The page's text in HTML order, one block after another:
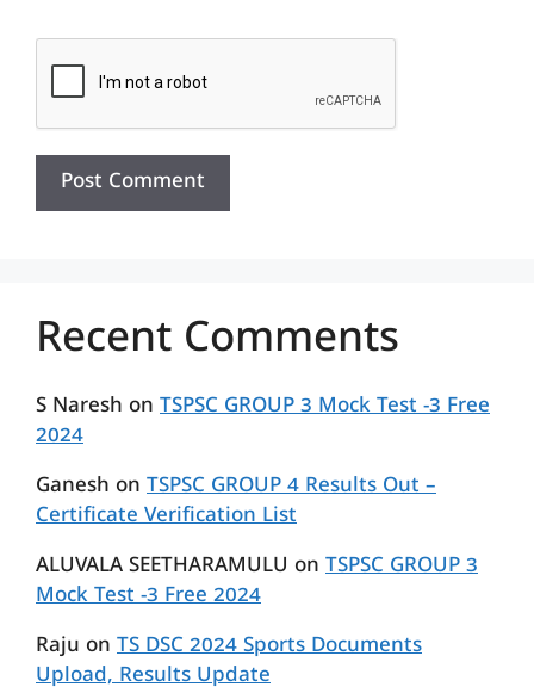
Recent Comments
S Naresh on TSPSC GROUP 3 Mock Test -3 Free
2024
Ganesh on TSPSC GROUP 4 Results Out –
Certificate Verification List
ALUVALA SEETHARAMULU on TSPSC GROUP 3
Mock Test -3 Free 2024
Raju on TS DSC 2024 Sports Documents
Upload, Results Update